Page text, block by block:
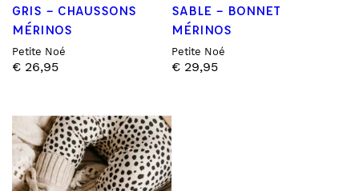
GRIS – CHAUSSONS
MÉRINOS
Petite Noé
€ 26,95
SABLE – BONNET
MÉRINOS
Petite Noé
€ 29,95